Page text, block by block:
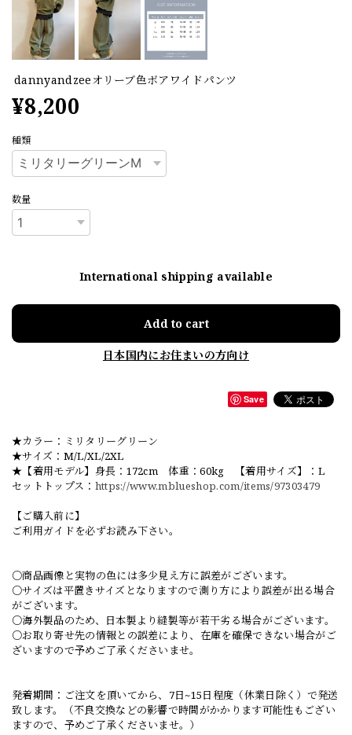
dannyandzeeオリーブ色ボアワイドパンツ
¥8,200
種類
数量
International shipping available
Add to cart
日本国内にお住まいの方向け
Save
★カラー：ミリタリーグリーン
★サイズ：M/L/XL/2XL
★【着用モデル】身長：172cm 体重：60kg 【着用サイズ】：L
セットトップス： https://www.mblueshop.com/items/97303479
【ご購入前に】
ご利用ガイドを必ずお読み下さい。
○商品画像と実物の色には多少見え方に誤差がございます。
○サイズは平置きサイズとなりますので測り方により誤差が出る場合
がございます。
○海外製品のため、日本製より縫製等が若干劣る場合がございます。
○お取り寄せ先の情報との誤差により、在庫を確保できない場合がご
ざいますので予めご了承くださいませ。
発着期間：ご注文を頂いてから、7日~15日程度（休業日除く）で発送
致します。（不良交換などの影響で時間がかかります可能性もござい
ますので、予めご了承くださいませ。）